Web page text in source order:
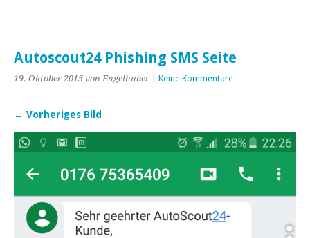
Autoscout24 Phishing SMS Seite
19. Oktober 2015 von Engelhuber Keine Kommentare
← Vorheriges Bild